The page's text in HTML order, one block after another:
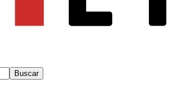
Buscar